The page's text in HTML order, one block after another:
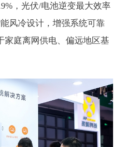
，光伏/电池逆变最大效率
风冷设计，增强系统可靠
家庭离网供电、偏远地区基